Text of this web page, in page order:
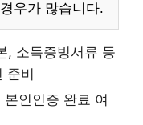
우가 많습니다.
, 소득증빙서류 등
준비
인인증 완료 여